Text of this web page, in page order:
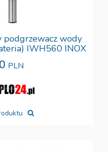
podgrzewacz wody
IWH560 INOX
PLN